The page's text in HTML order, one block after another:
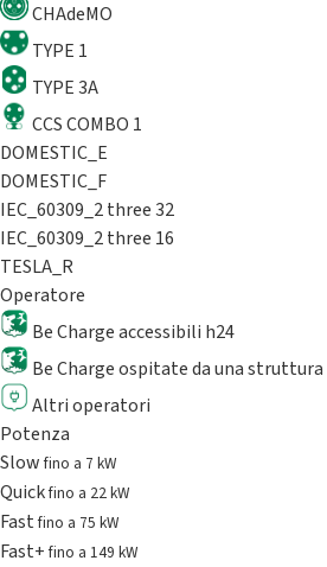
CHAdeMO
TYPE 1
TYPE 3A
CCS COMBO 1
DOMESTIC_E
DOMESTIC_F
IEC_60309_2 three 32
IEC_60309_2 three 16
TESLA_R
Operatore
Be Charge accessibili h24
Be Charge ospitate da una
Altri operatori
Potenza
Slowfino a 7 kW
Quickfino a 22 kW
Fastfino a 75 kW
Fast+fino a 149 kW